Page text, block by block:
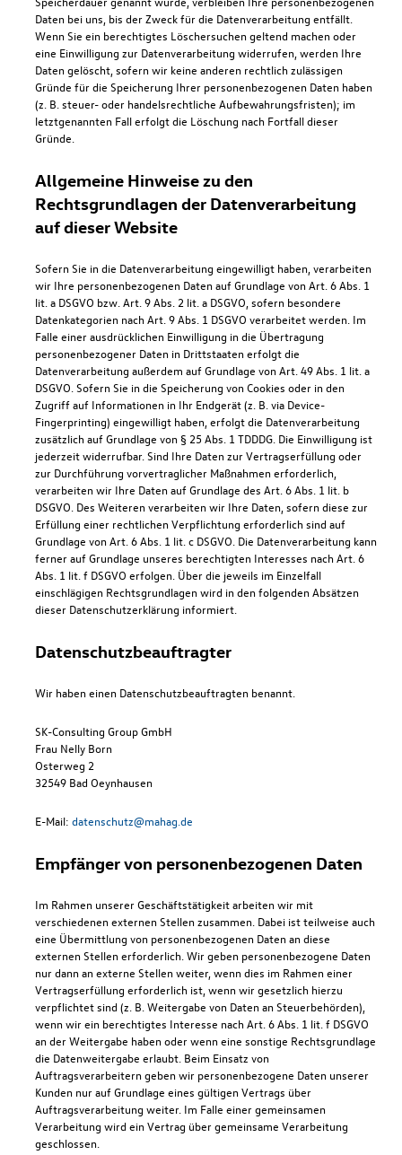
Daten bei uns, bis der Zweck für die Datenverarbeitung entfällt.
Wenn Sie ein berechtigtes Löschersuchen geltend machen oder
eine Einwilligung zur Datenverarbeitung widerrufen, werden Ihre
Daten gelöscht, sofern wir keine anderen rechtlich zulässigen
Gründe für die Speicherung Ihrer personenbezogenen Daten haben
(z. B. steuer- oder handelsrechtliche Aufbewahrungsfristen); im
letztgenannten Fall erfolgt die Löschung nach Fortfall dieser
Gründe.
Allgemeine Hinweise zu den
Rechtsgrundlagen der Datenverarbeitung
auf dieser Website
Sofern Sie in die Datenverarbeitung eingewilligt haben, verarbeiten
wir Ihre personenbezogenen Daten auf Grundlage von Art. 6 Abs. 1
lit. a DSGVO bzw. Art. 9 Abs. 2 lit. a DSGVO, sofern besondere
Datenkategorien nach Art. 9 Abs. 1 DSGVO verarbeitet werden. Im
Falle einer ausdrücklichen Einwilligung in die Übertragung
personenbezogener Daten in Drittstaaten erfolgt die
Datenverarbeitung außerdem auf Grundlage von Art. 49 Abs. 1 lit. a
DSGVO. Sofern Sie in die Speicherung von Cookies oder in den
Zugriff auf Informationen in Ihr Endgerät (z. B. via Device-
Fingerprinting) eingewilligt haben, erfolgt die Datenverarbeitung
zusätzlich auf Grundlage von § 25 Abs. 1 TDDDG. Die Einwilligung ist
jederzeit widerrufbar. Sind Ihre Daten zur Vertragserfüllung oder
zur Durchführung vorvertraglicher Maßnahmen erforderlich,
verarbeiten wir Ihre Daten auf Grundlage des Art. 6 Abs. 1 lit. b
DSGVO. Des Weiteren verarbeiten wir Ihre Daten, sofern diese zur
Erfüllung einer rechtlichen Verpflichtung erforderlich sind auf
Grundlage von Art. 6 Abs. 1 lit. c DSGVO. Die Datenverarbeitung kann
ferner auf Grundlage unseres berechtigten Interesses nach Art. 6
Abs. 1 lit. f DSGVO erfolgen. Über die jeweils im Einzelfall
einschlägigen Rechtsgrundlagen wird in den folgenden Absätzen
dieser Datenschutzerklärung informiert.
Datenschutz­beauftragter
Wir haben einen Datenschutzbeauftragten benannt.
SK-Consulting Group GmbH
Frau Nelly Born
Osterweg 2
32549 Bad Oeynhausen
E-Mail: datenschutz@mahag.de
Empfänger von personenbezogenen Daten
Im Rahmen unserer Geschäftstätigkeit arbeiten wir mit
verschiedenen externen Stellen zusammen. Dabei ist teilweise auch
eine Übermittlung von personenbezogenen Daten an diese
externen Stellen erforderlich. Wir geben personenbezogene Daten
nur dann an externe Stellen weiter, wenn dies im Rahmen einer
Vertragserfüllung erforderlich ist, wenn wir gesetzlich hierzu
verpflichtet sind (z. B. Weitergabe von Daten an Steuerbehörden),
wenn wir ein berechtigtes Interesse nach Art. 6 Abs. 1 lit. f DSGVO
an der Weitergabe haben oder wenn eine sonstige Rechtsgrundlage
die Datenweitergabe erlaubt. Beim Einsatz von
Auftragsverarbeitern geben wir personenbezogene Daten unserer
Kunden nur auf Grundlage eines gültigen Vertrags über
Auftragsverarbeitung weiter. Im Falle einer gemeinsamen
Verarbeitung wird ein Vertrag über gemeinsame Verarbeitung
geschlossen.